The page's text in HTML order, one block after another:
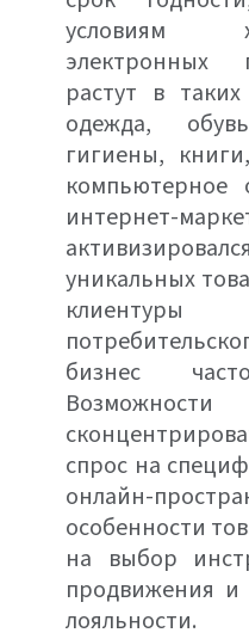
условиям
электронных
растут в
одежда,
гигиены,
компьютерное
интернет-
уникальных
бизнес
спрос на
онлайн-
особенности
на выбор
продвижения и
лояльности.